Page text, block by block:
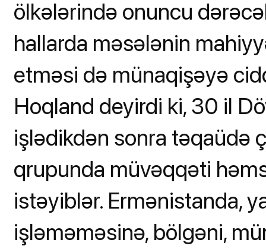
ölkələrində onuncu
hallarda məsələnin
etməsi də münaqişəyə
Hoqland deyirdi ki, 30 il
işlədikdən sonra təqaüdə
qrupunda müvəqqəti
istəyiblər. Ermənistanda,
işləməməsinə, bölgəni,